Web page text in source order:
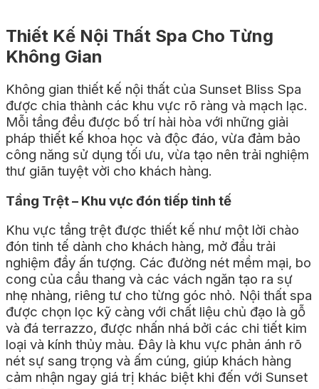
Thiết Kế Nội Thất Spa Cho Từng
Không Gian
Không gian thiết kế nội thất của Sunset Bliss Spa
được chia thành các khu vực rõ ràng và mạch lạc.
Mỗi tầng đều được bố trí hài hòa với những giải
pháp thiết kế khoa học và độc đáo, vừa đảm bảo
công năng sử dụng tối ưu, vừa tạo nên trải nghiệm
thư giãn tuyệt vời cho khách hàng.
Tầng Trệt – Khu vực đón tiếp tinh tế
Khu vực tầng trệt được thiết kế như một lời chào
đón tinh tế dành cho khách hàng, mở đầu trải
nghiệm đầy ấn tượng. Các đường nét mềm mại, bo
cong của cầu thang và các vách ngăn tạo ra sự
nhẹ nhàng, riêng tư cho từng góc nhỏ. Nội thất spa
được chọn lọc kỹ càng với chất liệu chủ đạo là gỗ
và đá terrazzo, được nhấn nhá bởi các chi tiết kim
loại và kính thủy màu. Đây là khu vực phản ánh rõ
nét sự sang trọng và ấm cúng, giúp khách hàng
cảm nhận ngay giá trị khác biệt khi đến với Sunset